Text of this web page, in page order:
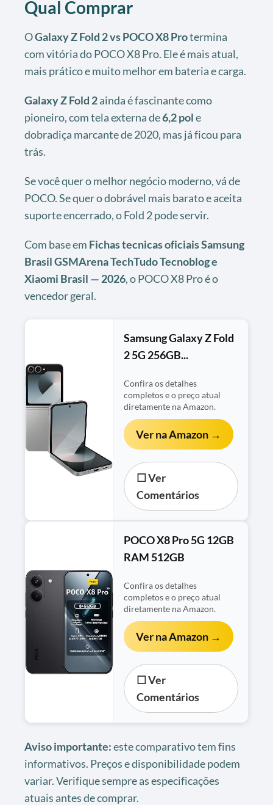
Qual Comprar
OGalaxy Z Fold 2 vs POCO X8 Protermina
com vitória do POCO X8 Pro. Ele é mais atual,
mais prático e muito melhor em bateria e carga.
Galaxy Z Fold 2ainda é fascinante como
pioneiro, com tela externa de6,2 pole
dobradiça marcante de 2020, mas já ficou para
trás.
Se você quer o melhor negócio moderno, vá de
POCO. Se quer o dobrável mais barato e aceita
suporte encerrado, o Fold 2 pode servir.
Com base em Fichas tecnicas oficiais Samsung
Brasil GSMArena TechTudo Tecnoblog e
Xiaomi Brasil — 2026, o POCO X8 Pro é o
vencedor geral.
Samsung Galaxy Z Fold
2 5G 256GB...
Confira os detalhes
completos e o preço atual
diretamente na Amazon.
Ver na Amazon →
☐ Ver
Comentários
POCO X8 Pro 5G 12GB
RAM 512GB
Confira os detalhes
completos e o preço atual
diretamente na Amazon.
Ver na Amazon →
☐ Ver
Comentários
Aviso importante:este comparativo tem fins
informativos. Preços e disponibilidade podem
variar. Verifique sempre as especificações
atuais antes de comprar.